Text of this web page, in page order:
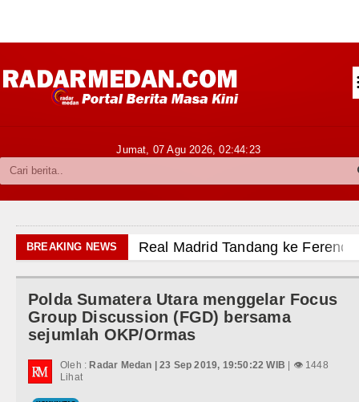
Kabupaten Karo
Politik
Hiburan
Olahraga
Jumat, 07 Agu 2026,02:44:25
BREAKING NEWS
Minggu 9 Agustus 2026 di Hungaria Pukul 00.00
Revitalisasi TK Kemala Bhayangkari 11 Tarutung
Inovasi Pelayanan Publik
Ada di Alam Pikiran
Polda Sumatera Utara menggelar Focus
Group Discussion (FGD) bersama
sejumlah OKP/Ormas
Oleh : Radar Medan | 23 Sep 2019, 19:50:22 WIB | 👁 1448
Lihat